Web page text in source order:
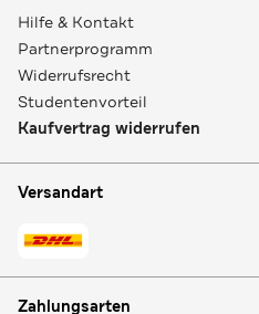
Hilfe & Kontakt
Partnerprogramm
Widerrufsrecht
Studentenvorteil
Kaufvertrag widerrufen
Versandart
Zahlungsarten